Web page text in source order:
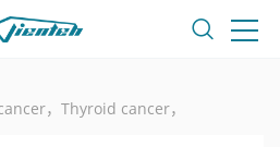
，Thyroid cancer，